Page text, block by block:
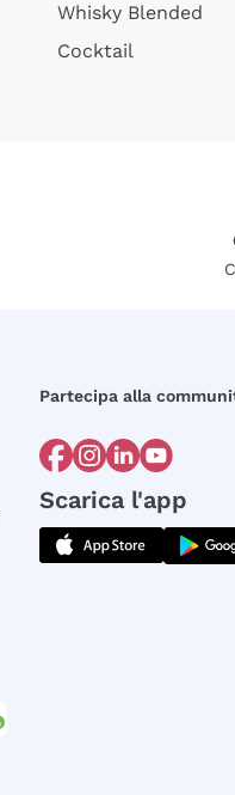
Whisky Blended
Cocktail
Partecipa alla
Scarica l'app